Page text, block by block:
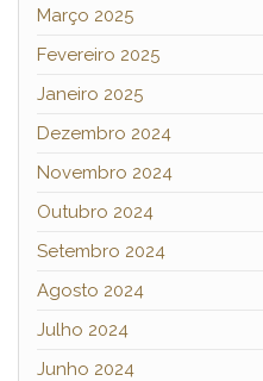
Março 2025
Fevereiro 2025
Janeiro 2025
Dezembro 2024
Novembro 2024
Outubro 2024
Setembro 2024
Agosto 2024
Julho 2024
Junho 2024